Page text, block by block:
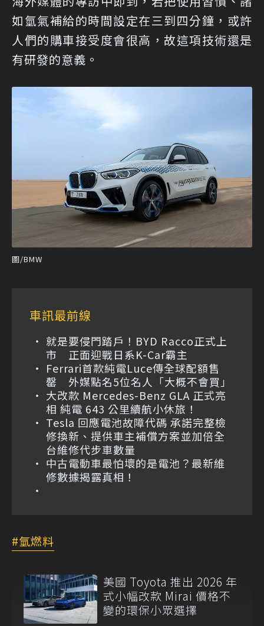
如氫氣補給的時間設定在三到四分鐘，或許
人們的購車接受度會很高，故這項技術還是
有研發的意義。
圖/BMW
車訊最前線
就是要侵門踏戶！BYD Racco正式上
市 正面迎戰日系K-Car霸主
Ferrari首款純電Luce傳全球配額售
罄 外媒點名5位名人「大概不會買」
大改款 Mercedes-Benz GLA 正式亮
相 純電 643 公里續航小休旅！
Tesla 回應電池故障代碼 承諾完整檢
修換新、提供車主補償方案並加倍全
台維修代步車數量
中古電動車最怕壞的是電池？最新維
修數據揭露真相！
氫燃料
美國 Toyota 推出 2026 年
式小幅改款 Mirai 價格不
變的環保小眾選擇